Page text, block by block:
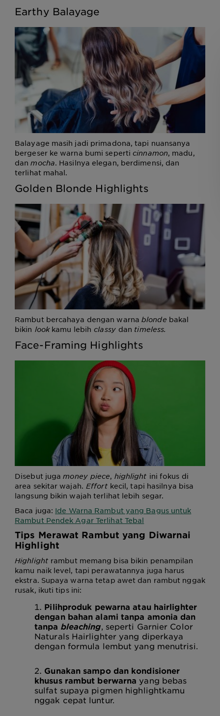
Earthy Balayage
Balayage masih jadi primadona, tapi nuansanya
bergeser ke warna bumi seperticinnamon , madu,
dan mocha . Hasilnya elegan, berdimensi, dan
terlihat mahal.
Golden Blonde Highlights
Rambut bercahaya dengan warna blonde bakal
bikin lookkamu lebih classy dan timeless.
Face-Framing Highlights
Disebut jugamoney piece, highlight ini fokus di
area sekitar wajah. Effort kecil, tapi hasilnya bisa
langsung bikin wajah terlihat lebih segar.
Baca juga: Ide Warna Rambut yang Bagus untuk
Rambut Pendek Agar Terlihat Tebal
Tips Merawat Rambut yang Diwarnai
Highlight
Highlight rambut memang bisa bikin penampilan
kamu naik level, tapi perawatannya juga harus
ekstra. Supaya warna tetap awet dan rambut nggak
rusak, ikuti tips ini:
Pilihproduk pewarna atau hairlighter
dengan bahan alami tanpa amonia dan
tanpa bleaching, seperti Garnier Color
Naturals Hairlighter yang diperkaya
dengan formula lembut yang menutrisi.
Gunakan sampo dan kondisioner
khusus rambut berwarna yang bebas
sulfat supaya pigmen highlightkamu
nggak cepat luntur.